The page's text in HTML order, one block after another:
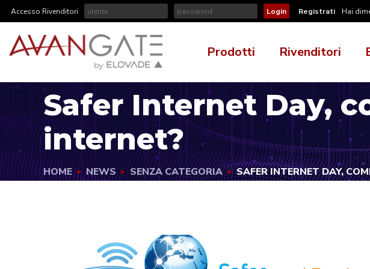
Accesso Rivenditori Registrati Hai
Prodotti Rivenditori
Safer Internet Day,
internet?
HOME NEWS SENZA CATEGORIA SAFER INTERNET DAY,